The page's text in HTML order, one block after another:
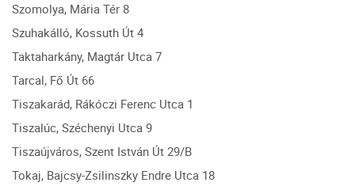
Szomolya, Mária Tér 8
Szuhakálló, Kossuth Út 4
Taktaharkány, Magtár Utca 7
Tarcal, Fő Út 66
Tiszakarád, Rákóczi Ferenc Utca 1
Tiszalúc, Széchenyi Utca 9
Tiszaújváros, Szent István Út 29/B
Tokaj, Bajcsy-Zsilinszky Endre Utca 18